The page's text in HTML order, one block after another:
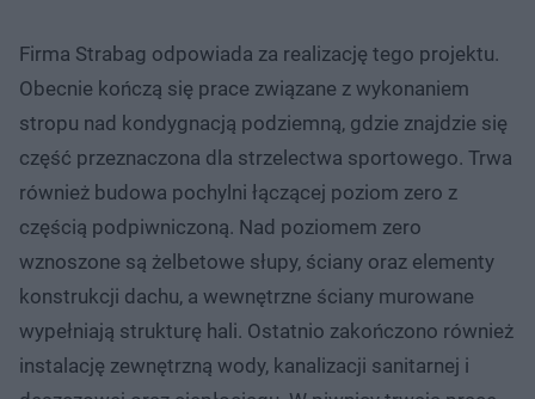
Firma Strabag odpowiada za realizację tego projektu.
Obecnie kończą się prace związane z wykonaniem
stropu nad kondygnacją podziemną, gdzie znajdzie się
część przeznaczona dla strzelectwa sportowego. Trwa
również budowa pochylni łączącej poziom zero z
częścią podpiwniczoną. Nad poziomem zero
wznoszone są żelbetowe słupy, ściany oraz elementy
konstrukcji dachu, a wewnętrzne ściany murowane
wypełniają strukturę hali. Ostatnio zakończono również
instalację zewnętrzną wody, kanalizacji sanitarnej i